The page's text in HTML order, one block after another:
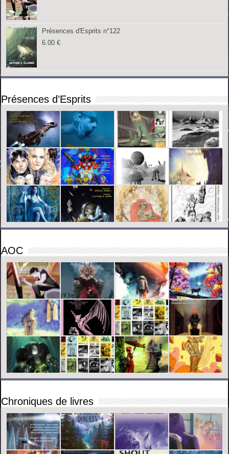
Présences d'Esprits n°122
6.00€
Présences d’Esprits
AOC
Chroniques de livres